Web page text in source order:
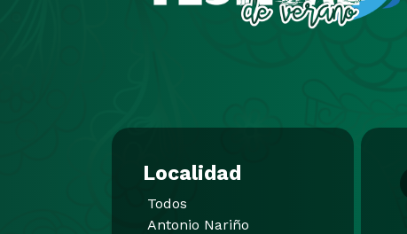
Localidad
Todos
Antonio Nariño